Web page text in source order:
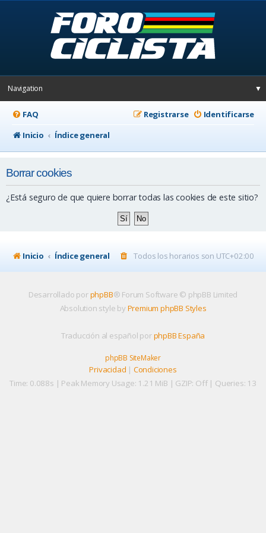
Navigation ▼
FAQ Identificarse
Registrarse
Inicio
Índice general
Borrar cookies
¿Está seguro de que quiere borrar todas las cookies de este sitio?
Inicio Índice general Todos los horarios son UTC+02:00
Desarrollado porphpBB® Forum Software © phpBB Limited
Absolution style by Premium phpBB Styles
Traducción al español porphpBB España
phpBB SiteMaker
Privacidad | Condiciones
Time: 0.088s | Peak Memory Usage: 1.21 MiB | GZIP: Off | Queries: 13